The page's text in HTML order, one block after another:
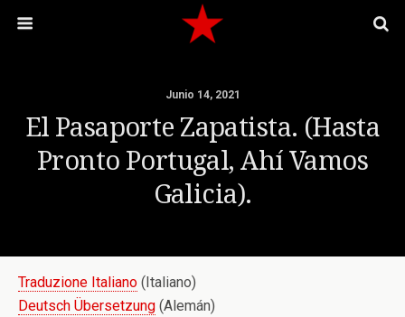
Junio 14, 2021
El Pasaporte Zapatista. (Hasta
Pronto Portugal, Ahí Vamos
Galicia).
Traduzione Italiano (Italiano)
Deutsch Übersetzung (Alemán)